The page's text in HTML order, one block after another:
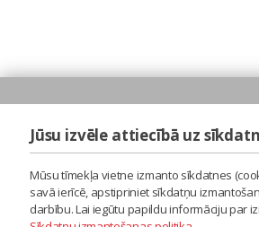
Jūsu izvēle attiecībā uz
Mūsu tīmekļa vietne izmanto sīkdatnes
savā ierīcē, apstipriniet sīkdatņu
darbību. Lai iegūtu papildu informāciju par